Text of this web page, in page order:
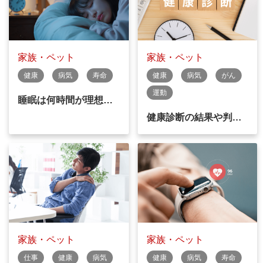
家族・ペット
健康 病気 寿命
睡眠は何時間が理想…
家族・ペット
健康 病気 がん
運動
健康診断の結果や判…
家族・ペット
仕事 健康 病気
家族・ペット
健康 病気 寿命